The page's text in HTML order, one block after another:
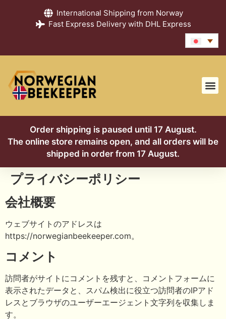
International Shipping from Norway
Fast Express Delivery with DHL Express
Order shipping is paused until 17 August.
The online store remains open, and all orders will be
shipped in order from 17 August.
プライバシーポリシー
会社概要
ウェブサイトのアドレスは
https://norwegianbeekeeper.com。
コメント
訪問者がサイトにコメントを残すと、コメントフォームに
表示されたデータと、スパム検出に役立つ訪問者のIPアド
レスとブラウザのユーザーエージェント文字列を収集しま
す。